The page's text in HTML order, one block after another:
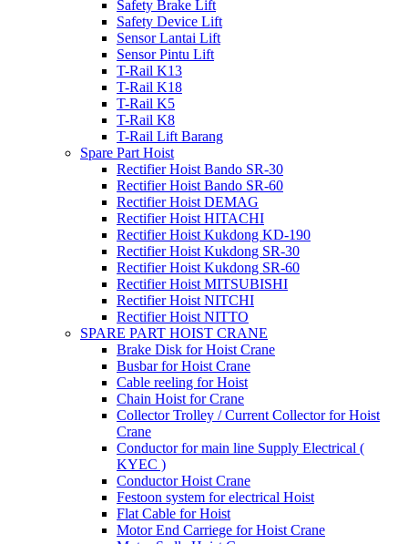
Safety Brake Lift
Safety Device Lift
Sensor Lantai Lift
Sensor Pintu Lift
T-Rail K13
T-Rail K18
T-Rail K5
T-Rail K8
T-Rail Lift Barang
Spare Part Hoist
Rectifier Hoist Bando SR-30
Rectifier Hoist Bando SR-60
Rectifier Hoist DEMAG
Rectifier Hoist HITACHI
Rectifier Hoist Kukdong KD-190
Rectifier Hoist Kukdong SR-30
Rectifier Hoist Kukdong SR-60
Rectifier Hoist MITSUBISHI
Rectifier Hoist NITCHI
Rectifier Hoist NITTO
SPARE PART HOIST CRANE
Brake Disk for Hoist Crane
Busbar for Hoist Crane
Cable reeling for Hoist
Chain Hoist for Crane
Collector Trolley / Current Collector for Hoist
Crane
Conductor for main line Supply Electrical (
KYEC )
Conductor Hoist Crane
Festoon system for electrical Hoist
Flat Cable for Hoist
Motor End Carriege for Hoist Crane